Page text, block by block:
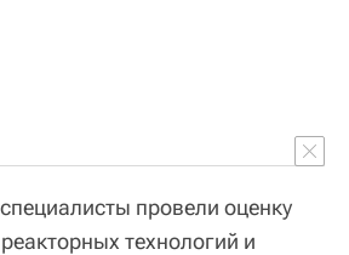
провели оценку
технологий и